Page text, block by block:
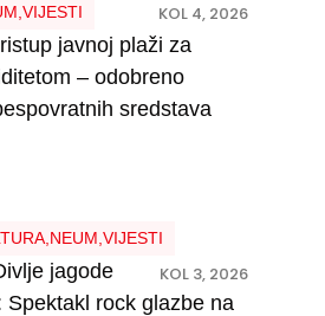
VIJESTI KOL 4, 2026
javnoj plaži za
– odobreno
sredstava
, NEUM VIJESTI
KOL 3, 2026
jagode
Spektakl rock glazbe na